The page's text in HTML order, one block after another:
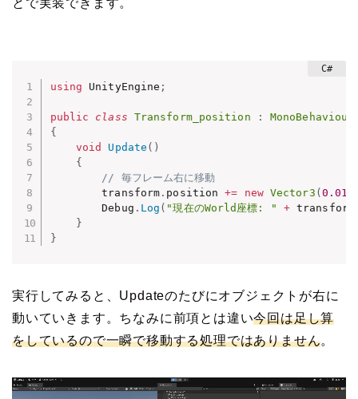
とで実装できます。
using UnityEngine ;
public class Transform_position :
MonoBehaviour
{
void
Update ( )
{
// 毎フレーム右に移動
        transform
. position += new Vector3 ( 0.01f
        Debug
. Log ( "現在のWorld座標: " + transform
}
}
実行してみると、Updateのたびにオブジェクトが右に
動いていきます。ちなみに前項とは違い今回は足し算
をしているので一瞬で移動する処理ではありません。